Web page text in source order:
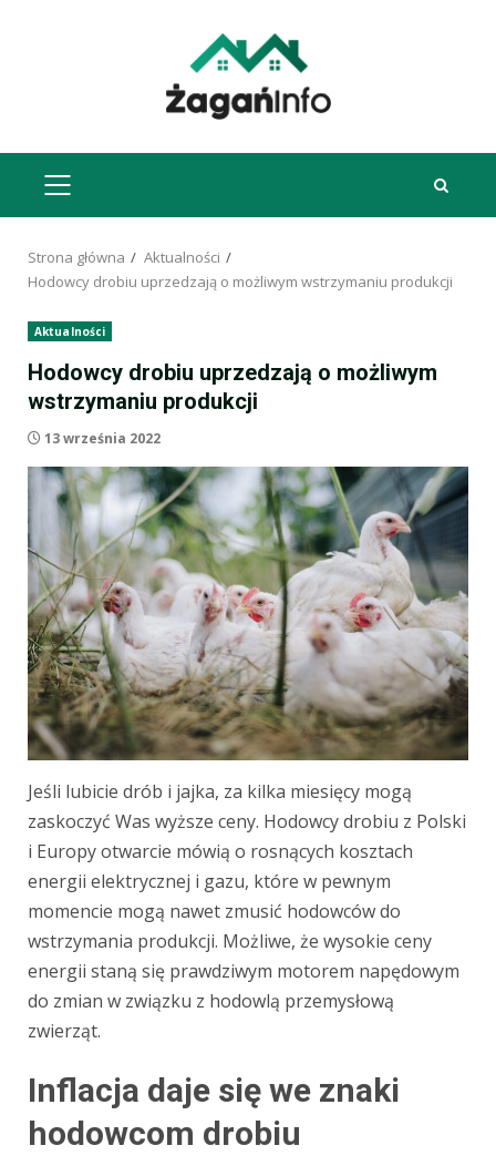
MENU
GŁÓWNE
Strona główna
Aktualności
Hodowcy drobiu uprzedzają o możliwym wstrzymaniu produkcji
Aktualności
Hodowcy drobiu uprzedzają o możliwym
wstrzymaniu produkcji
13 września 2022
Jeśli lubicie drób i jajka, za kilka miesięcy mogą
zaskoczyć Was wyższe ceny. Hodowcy drobiu z Polski
i Europy otwarcie mówią o rosnących kosztach
energii elektrycznej i gazu, które w pewnym
momencie mogą nawet zmusić hodowców do
wstrzymania produkcji. Możliwe, że wysokie ceny
energii staną się prawdziwym motorem napędowym
do zmian w związku z hodowlą przemysłową
zwierząt.
Inflacja daje się we znaki
hodowcom drobiu